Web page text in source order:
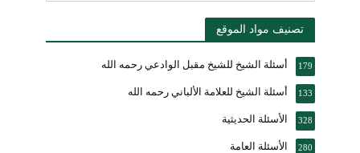
تصنيف مواد الموقع
أسئلة الشيخ للشيخ مقبل الوادعي رحمه الله 179
أسئلة الشيخ للعلامة الألباني رحمه الله 133
الأسئلة الحديثية 328
الأسئلة العامة 280